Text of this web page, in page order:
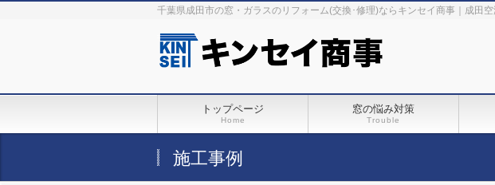
千葉県成田市の窓・ガラスのリフォーム(交換･修理)ならキンセイ商事｜成田
トップページ
Home
窓の悩み対策
Trouble
施工事例